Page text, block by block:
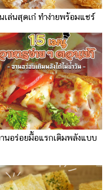
เล่นสุดเก๋ ทำง่ายพร้อมแชร์
นอร่อยมื้อแรกเติมพลังแบบ